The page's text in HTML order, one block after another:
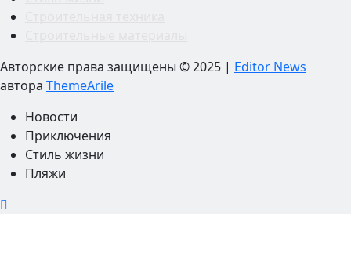
Авторские права защищены © 2025 | Editor News
автора ThemeArile
Новости
Приключения
Стиль жизни
Пляжи